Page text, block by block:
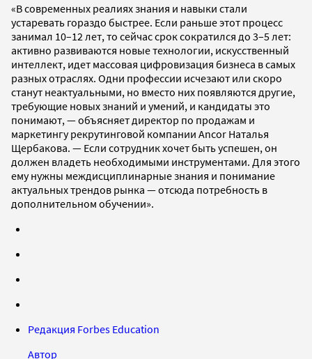
«В современных реалиях знания и навыки стали
устаревать гораздо быстрее. Если раньше этот процесс
занимал 10–12 лет, то сейчас срок сократился до 3–5 лет:
активно развиваются новые технологии, искусственный
интеллект, идет массовая цифровизация бизнеса в самых
разных отраслях. Одни профессии исчезают или скоро
станут неактуальными, но вместо них появляются другие,
требующие новых знаний и умений, и кандидаты это
понимают, — объясняет директор по продажам и
маркетингу рекрутинговой компании Ancor Наталья
Щербакова. — Если сотрудник хочет быть успешен, он
должен владеть необходимыми инструментами. Для этого
ему нужны междисциплинарные знания и понимание
актуальных трендов рынка — отсюда потребность в
дополнительном обучении».
Редакция Forbes Education
Автор